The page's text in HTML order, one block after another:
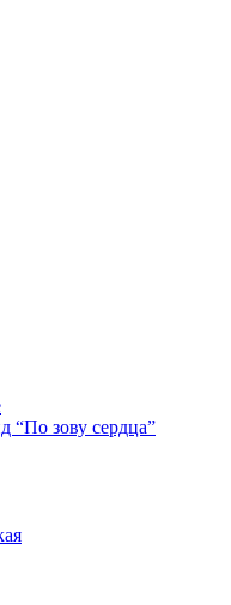
“По зову сердца”